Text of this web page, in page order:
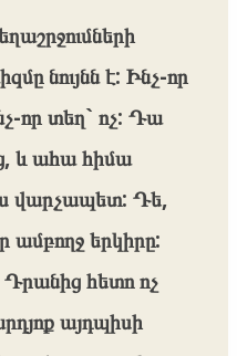
նույնն է: Ինչ-որ
որ տեղ` ոչ: Դա
և ահա հիմա
վարչապետ: Դե,
ամբողջ երկիրը:
հետո ոչ
այդպիսի